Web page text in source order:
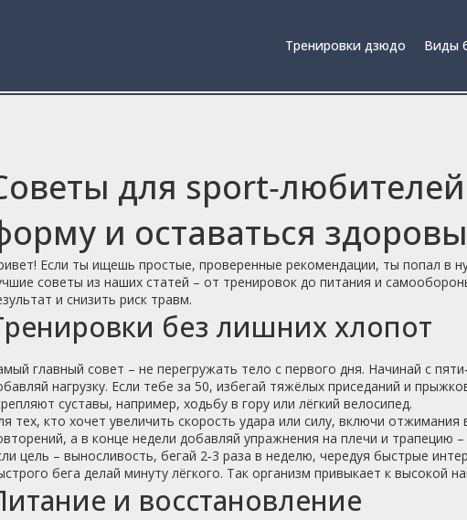
Тренировки дзюдо Виды
для
и оставаться
Если ты ищешь простые, проверенные рекомендации, ты попал в
советы из наших статей – от тренировок до питания и
и снизить риск травм.
без лишних хлопот
главный совет – не перегружать тело с первого дня. Начинай с
нагрузку. Если тебе за 50, избегай тяжёлых приседаний и
суставы, например, ходьбу в гору или лёгкий велосипед.
тех, кто хочет увеличить скорость удара или силу, включи отжимания
а в конце недели добавляй упражнения на плечи и трапецию
цель – выносливость, бегай 2‑3 раза в неделю, чередуя быстрые
бега делай минуту лёгкого. Так организм привыкает к высокой
и восстановление